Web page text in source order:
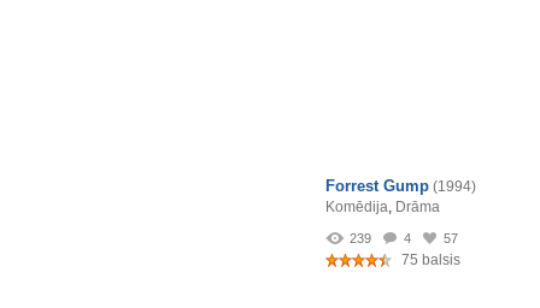
Forrest Gump (1994)
Komēdija, Drāma
239 4 57
75 balsis